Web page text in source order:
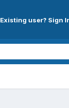
Existing user? Sign